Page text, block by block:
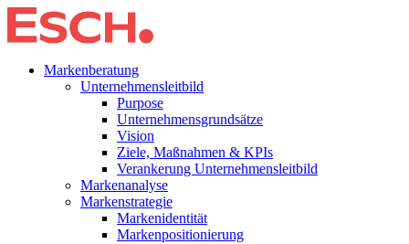
Markenberatung
Unternehmensleitbild
Purpose
Unternehmensgrundsätze
Vision
Ziele, Maßnahmen & KPIs
Verankerung Unternehmensleitbild
Markenanalyse
Markenstrategie
Markenidentität
Markenpositionierung